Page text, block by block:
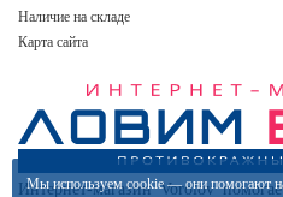
Наличие на складе
Карта сайта
Интернет-магазин Vorolov
Мы используемcookie— они помогают